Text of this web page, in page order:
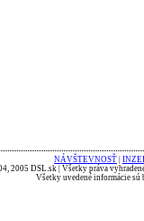
NÁVŠTEVNOSŤ
2005 DSL.sk | Všetky práva
Všetky uvedené informácie sú